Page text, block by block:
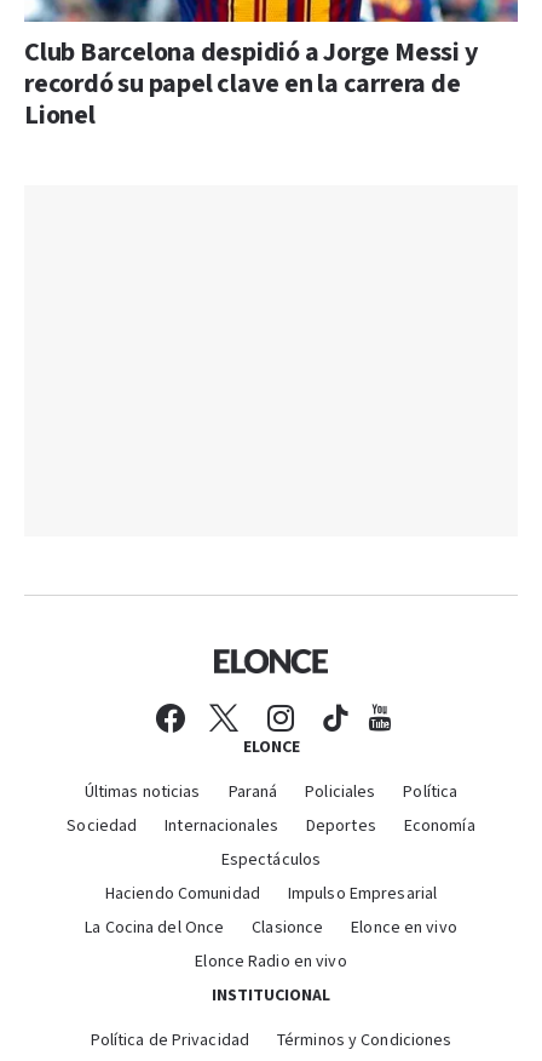
Club Barcelona despidió a Jorge Messi y
recordó su papel clave en la carrera de
Lionel
ELONCE
Últimas noticias Paraná Policiales
Política
Sociedad
Internacionales Deportes
Economía
Espectáculos
Haciendo Comunidad
Impulso Empresarial
La Cocina del Once
Clasionce
Elonce en vivo
Elonce Radio en vivo
INSTITUCIONAL
Política de Privacidad Términos y Condiciones